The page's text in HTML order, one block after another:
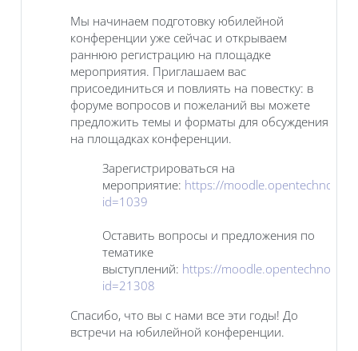
Мы начинаем подготовку юбилейной
конференции уже сейчас и открываем
раннюю регистрацию на площадке
мероприятия. Приглашаем вас
присоединиться и повлиять на повестку: в
форуме вопросов и пожеланий вы можете
предложить темы и форматы для обсуждения
на площадках конференции.
Зарегистрироваться на
мероприятие: https://
id=1039
Оставить вопросы и предложения по
тематике
выступлений: https://
id=21308
Спасибо, что вы с нами все эти годы! До
встречи на юбилейной конференции.